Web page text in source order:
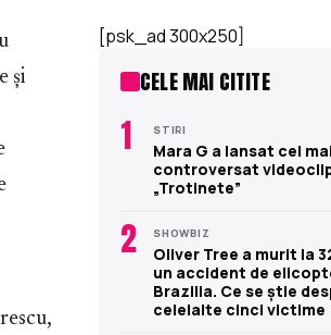
și
[psk_ad 300x250]
CELE MAI CITITE
1 STIRI
Mara G a lansat cel mai
controversat
„Trotinete”
2 SHOWBIZ
Oliver Tree a murit la
un accident de
Brazilia. Ce se știe
celelalte cinci victime